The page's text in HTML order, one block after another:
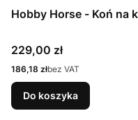
Hobby Horse - Koń na
Cena
229,00 zł
Cena
186,18 złbez VAT
Do koszyka